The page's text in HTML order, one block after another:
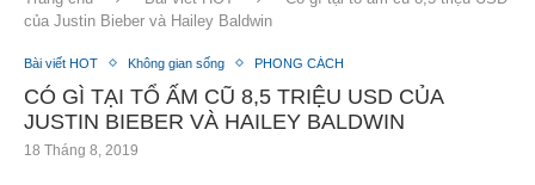
của Justin Bieber và Hailey Baldwin
Bài viết HOT Không gian sống PHONG CÁCH
CÓ GÌ TẠI TỔ ẤM CŨ 8,5 TRIỆU USD CỦA
JUSTIN BIEBER VÀ HAILEY BALDWIN
18 Tháng 8, 2019